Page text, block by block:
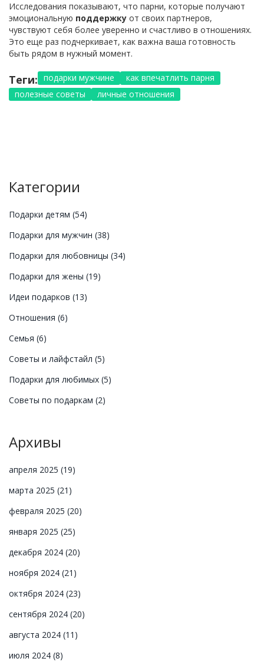
Исследования показывают, что парни, которые получают
эмоциональную поддержку от своих партнеров,
чувствуют себя более уверенно и счастливо в отношениях.
Это еще раз подчеркивает, как важна ваша готовность
быть рядом в нужный момент.
Теги: подарки мужчине
как впечатлить парня
полезные советы
личные отношения
Категории
Подарки детям (54)
Подарки для мужчин (38)
Подарки для любовницы (34)
Подарки для жены (19)
Идеи подарков (13)
Отношения (6)
Семья (6)
Советы и лайфстайл (5)
Подарки для любимых (5)
Советы по подаркам (2)
Архивы
апреля 2025 (19)
марта 2025 (21)
февраля 2025 (20)
января 2025 (25)
декабря 2024 (20)
ноября 2024 (21)
октября 2024 (23)
сентября 2024 (20)
августа 2024 (11)
июля 2024 (8)